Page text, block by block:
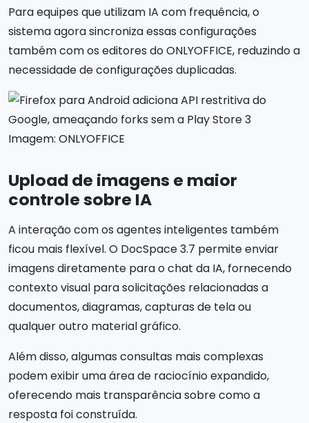
Para equipes que utilizam IA com frequência, o
sistema agora sincroniza essas configurações
também com os editores do ONLYOFFICE, reduzindo a
necessidade de configurações duplicadas.
Imagem: ONLYOFFICE
Upload de imagens e maior
controle sobre IA
A interação com os agentes inteligentes também
ficou mais flexível. O DocSpace 3.7 permite enviar
imagens diretamente para o chat da IA, fornecendo
contexto visual para solicitações relacionadas a
documentos, diagramas, capturas de tela ou
qualquer outro material gráfico.
Além disso, algumas consultas mais complexas
podem exibir uma área de raciocínio expandido,
oferecendo mais transparência sobre como a
resposta foi construída.